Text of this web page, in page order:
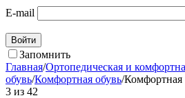
E-mail
Войти
Запомнить
Главная/Ортопедическая и
обувь/Комфортная обувь/Комфортная
3 из 42